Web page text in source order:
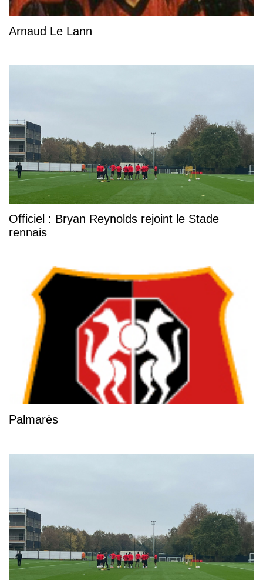
Arnaud Le Lann
Officiel : Bryan Reynolds rejoint le Stade
rennais
Palmarès